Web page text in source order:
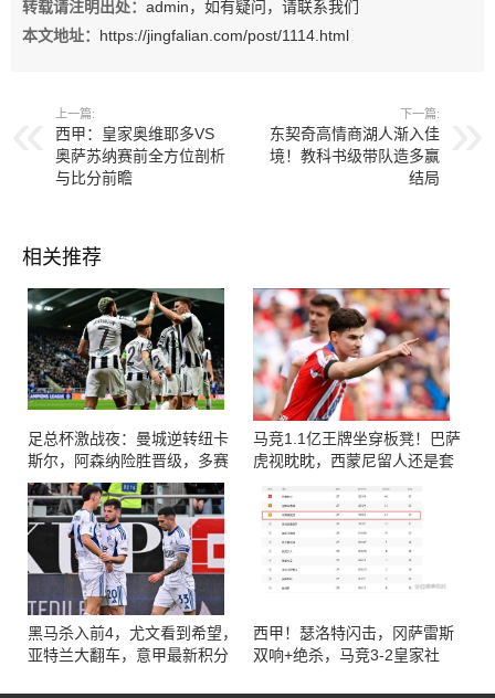
转载请注明出处： admin，如有疑问，请联系我们
本文地址： https://jingfalian.com/post/1114.html
上一篇:
西甲：皇家奥维耶多VS
奥萨苏纳赛前全方位剖析
与比分前瞻
下一篇:
东契奇高情商湖人渐入佳
境！教科书级带队造多赢
结局
相关推荐
足总杯激战夜：曼城逆转纽卡
斯尔，阿森纳险胜晋级，多赛
切尔西晋八强
马竞1.1亿王牌坐穿板凳！巴萨
虎视眈眈，西蒙尼留人还是套
黑马杀入前4，尤文看到希望，
亚特兰大翻车，意甲最新积分
西甲！瑟洛特闪击，冈萨雷斯
双响+绝杀，马竞3-2皇家社